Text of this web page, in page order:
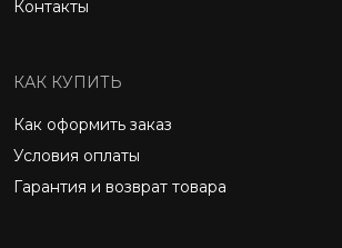
Контакты
КАК КУПИТЬ
Как оформить заказ
Условия оплаты
Гарантия и возврат товара